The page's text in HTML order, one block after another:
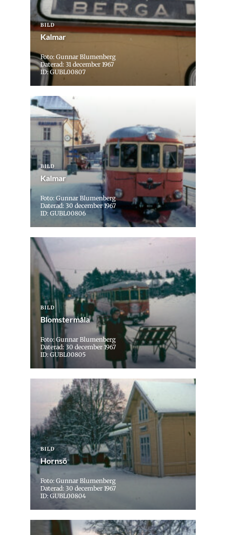
BILD
Kalmar
Foto: Gunnar Blumenberg
Daterad: 31 december 1967
ID: GUBL00807
BILD
Kalmar
Foto: Gunnar Blumenberg
Daterad: 30 december 1967
ID: GUBL00806
BILD
Blomstermåla
Foto: Gunnar Blumenberg
Daterad: 30 december 1967
ID: GUBL00805
BILD
Hornsö
Foto: Gunnar Blumenberg
Daterad: 30 december 1967
ID: GUBL00804